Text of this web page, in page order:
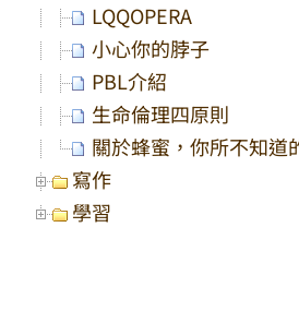
LQQOPERA
小心你的脖子
PBL介紹
生命倫理四原則
關於蜂蜜，你所不知道
寫作
學習